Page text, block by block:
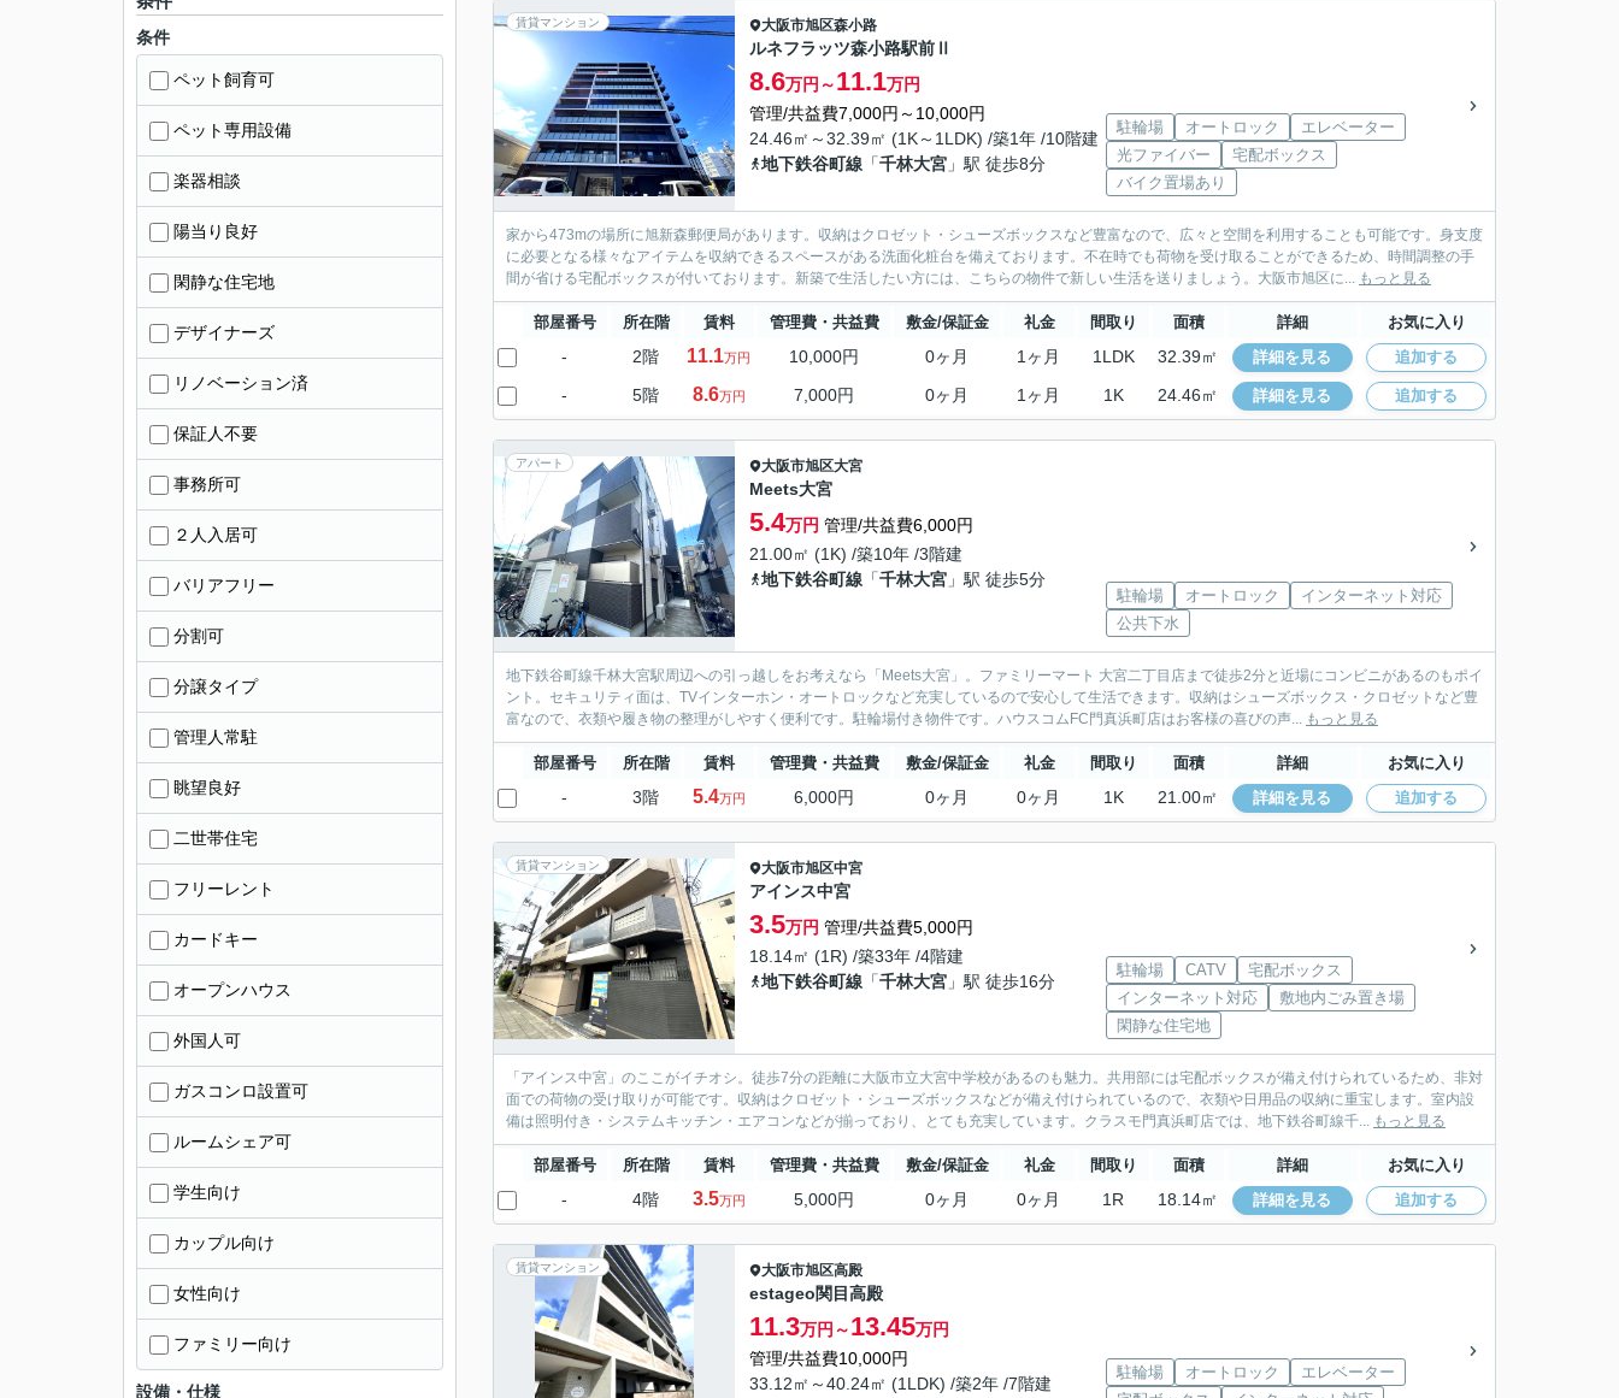
賃貸マンション 大阪市旭区森小路
ルネフラッツ森小路駅前Ⅱ
8.6万円～11.1万円
管理/共益費7,000円～10,000円
24.46㎡～32.39㎡ (1K～1LDK) /築1年 /10階建
地下鉄谷町線 「千林大宮 」駅 徒歩8分
駐輪場 オートロック
エレベーター
光ファイバー
宅配ボックス
バイク置場あり
家から473mの場所に旭新森郵便局があります。収納はクロゼット・シューズボックスなど豊富なので、広々と空間を利用することも可能です。身支度
に必要となる様々なアイテムを収納できるスペースがある洗面化粧台を備えております。不在時でも荷物を受け取ることができるため、時間調整の手
間が省ける宅配ボックスが付いております。新築で生活したい方には、こちらの物件で新しい生活を送りましょう。大阪市旭区に... もっと見る
部屋番号 所在階 賃料 管理費・共益費 敷金/保証金 礼金 間取り 面積 詳細 お気に入り
- 2階 11.1万円 10,000円 0ヶ月 1ヶ月 1LDK 32.39㎡ 詳細を見る 追加する
- 5階 8.6万円 7,000円 0ヶ月 1ヶ月 1K 24.46㎡ 詳細を見る 追加する
アパート 大阪市旭区大宮
Meets大宮
5.4万円 管理/共益費6,000円
21.00㎡ (1K) /築10年 /3階建
地下鉄谷町線 「千林大宮 」駅 徒歩5分
駐輪場 オートロック
インターネット対応
公共下水
地下鉄谷町線千林大宮駅周辺への引っ越しをお考えなら「Meets大宮」。ファミリーマート 大宮二丁目店まで徒歩2分と近場にコンビニがあるのもポイ
ント。セキュリティ面は、TVインターホン・オートロックなど充実しているので安心して生活できます。収納はシューズボックス・クロゼットなど豊
富なので、衣類や履き物の整理がしやすく便利です。駐輪場付き物件です。ハウスコムFC門真浜町店はお客様の喜びの声... もっと見る
部屋番号 所在階 賃料 管理費・共益費 敷金/保証金 礼金 間取り 面積 詳細 お気に入り
- 3階 5.4万円 6,000円 0ヶ月 0ヶ月 1K 21.00㎡ 詳細を見る 追加する
賃貸マンション 大阪市旭区中宮
アインス中宮
3.5万円 管理/共益費5,000円
18.14㎡ (1R) /築33年 /4階建
地下鉄谷町線 「千林大宮 」駅 徒歩16分
駐輪場 CATV
宅配ボックス
インターネット対応
敷地内ごみ置き場
閑静な住宅地
「アインス中宮」のここがイチオシ。徒歩7分の距離に大阪市立大宮中学校があるのも魅力。共用部には宅配ボックスが備え付けられているため、非対
面での荷物の受け取りが可能です。収納はクロゼット・シューズボックスなどが備え付けられているので、衣類や日用品の収納に重宝します。室内設
備は照明付き・システムキッチン・エアコンなどが揃っており、とても充実しています。クラスモ門真浜町店では、地下鉄谷町線千... もっと見る
部屋番号 所在階 賃料 管理費・共益費 敷金/保証金 礼金 間取り 面積 詳細 お気に入り
- 4階 3.5万円 5,000円 0ヶ月 0ヶ月 1R 18.14㎡ 詳細を見る 追加する
賃貸マンション 大阪市旭区高殿
estageo関目高殿
11.3万円～13.45万円
管理/共益費10,000円
33.12㎡～40.24㎡ (1LDK) /築2年 /7階建
駐輪場 オートロック
エレベーター
条件
ペット飼育可
ペット専用設備
楽器相談
陽当り良好
閑静な住宅地
デザイナーズ
リノベーション済
保証人不要
事務所可
２人入居可
バリアフリー
分割可
分譲タイプ
管理人常駐
眺望良好
二世帯住宅
フリーレント
カードキー
オープンハウス
外国人可
ガスコンロ設置可
ルームシェア可
学生向け
カップル向け
女性向け
ファミリー向け
設備・仕様